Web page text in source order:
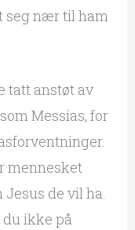
seg nær til ham
tatt anstøt av
Messias, for
mennesket
de vil ha.
ikke på